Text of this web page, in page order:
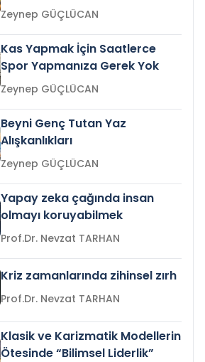
Zeynep GÜÇLÜCAN
Kas Yapmak İçin Saatlerce
Spor Yapmanıza Gerek Yok
Zeynep GÜÇLÜCAN
Beyni Genç Tutan Yaz
Alışkanlıkları
Zeynep GÜÇLÜCAN
Yapay zeka çağında insan
olmayı koruyabilmek
Prof.Dr. Nevzat TARHAN
Kriz zamanlarında zihinsel zırh
Prof.Dr. Nevzat TARHAN
Klasik ve Karizmatik Modellerin
Ötesinde “Bilimsel Liderlik”